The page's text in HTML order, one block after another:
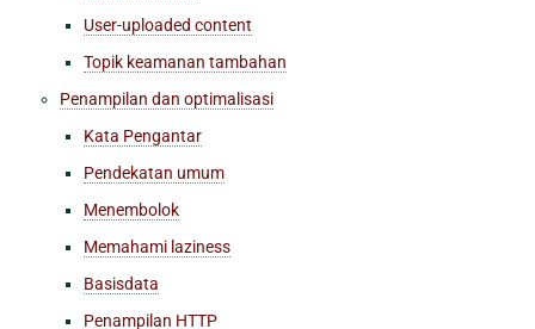
User-uploaded content
Topik keamanan tambahan
Penampilan dan optimalisasi
Kata Pengantar
Pendekatan umum
Menembolok
Memahami laziness
Basisdata
Penampilan HTTP